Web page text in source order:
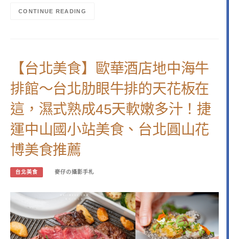
CONTINUE READING
【台北美食】歐華酒店地中海牛
排館～台北肋眼牛排的天花板在
這，濕式熟成45天軟嫩多汁！捷
運中山國小站美食、台北圓山花
博美食推薦
台北美食 麥仔の攝影手札